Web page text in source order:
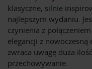
klasyczne, silnie
najlepszym wydaniu.
czynienia z
elegancji z
zwraca uwagę duża
przechowywanie.